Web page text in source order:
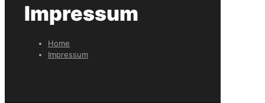
Impressum
Home
Impressum